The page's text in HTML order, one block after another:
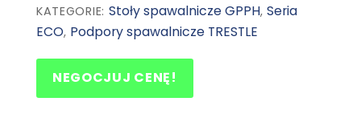
KATEGORIE: Stoły spawalnicze GPPH,Seria
ECO, Podpory spawalnicze TRESTLE
NEGOCJUJ CENĘ!